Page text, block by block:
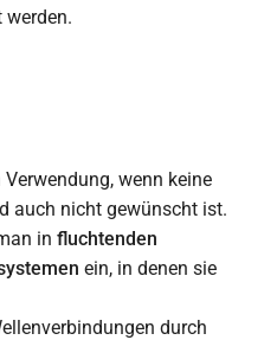
werden.
wenn keine
auch nicht gewünscht ist.
in fluchtenden
ein, in denen sie
durch